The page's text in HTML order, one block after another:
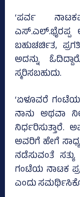
‘ಪರ್ವ
ಬಹುಚರ್ಚಿತ,
ಅದನ್ನು
ಸ್ಮರಿಸಬಹುದು.
‘ಏಳೂವರೆ ಗಂಟೆಯ
ನಾನು ಅಥವಾ
ನಿರ್ಧರಿಸುತ್ತಾರೆ.
ಅವರಿಗೆ ಹೇಗೆ
ನಡೆಸುವಂತೆ ಸತ್ಯು
ಗಂಟೆಯ ನಾಟಕ
ಎಂದು